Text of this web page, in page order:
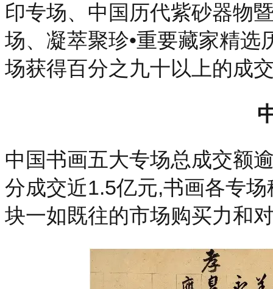
印专场、中国历代紫砂器物
场、凝萃聚珍•重要藏家精
场获得百分之九十以上的成
中国书画五大专场总成交额
分成交近1.5亿元,书画各专
块一如既往的市场购买力和